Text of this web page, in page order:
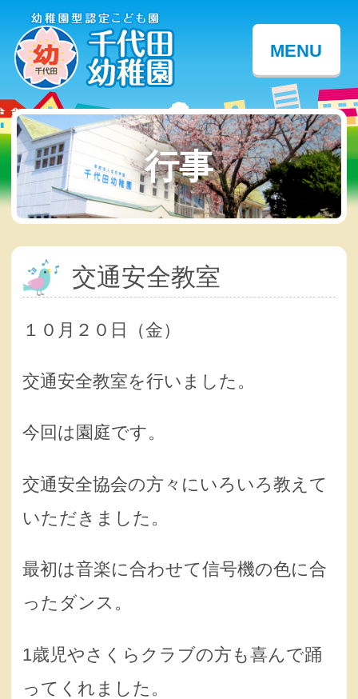
MENU
行事
交通安全教室
１０月２０日（金）
交通安全教室を行いました。
今回は園庭です。
交通安全協会の方々にいろいろ教えて
いただきました。
最初は音楽に合わせて信号機の色に合
ったダンス。
1歳児やさくらクラブの方も喜んで踊
ってくれました。